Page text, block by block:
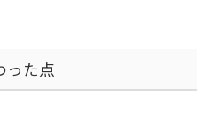
った点